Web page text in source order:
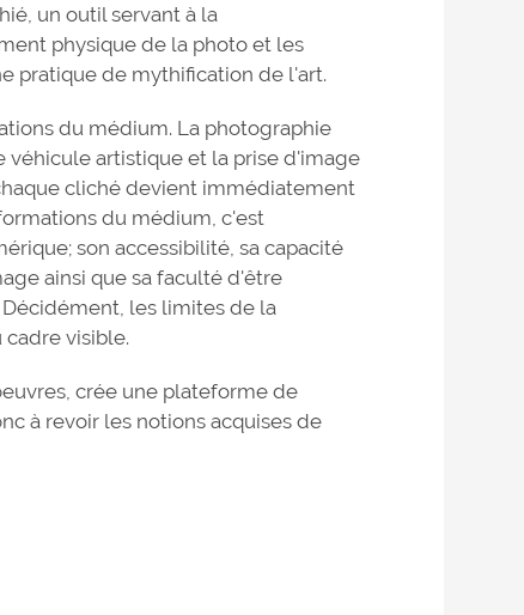
un outil servant à la
physique de la photo et les
pratique de mythification de l'art.
du médium. La photographie
artistique et la prise d'image
cliché devient immédiatement
du médium, c'est
son accessibilité, sa capacité
ainsi que sa faculté d'être
les limites de la
visible.
crée une plateforme de
à revoir les notions acquises de